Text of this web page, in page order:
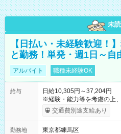
未読
【日払い・未経験歓迎！
と勤務！単発・週1日～自
アルバイト 職種未経験OK
給与
日給10,305円～37,204円
※経験・能力等を考慮の上、加
間】試用期間なし
交通費別途支給あり
勤務地
東京都練馬区